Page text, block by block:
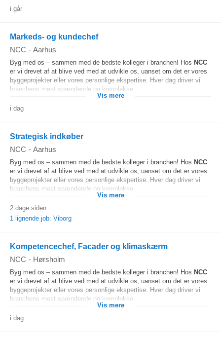
i går
Markeds- og kundechef
NCC - Aarhus
Byg med os – sammen med de bedste kolleger i branchen! Hos NCC
er vi drevet af at blive ved med at udvikle os, uanset om det er vores
byggeprojekter eller vores personlige ekspertise. Hver dag driver vi
branchens mest spændende og komplekse...
Vis mere
i dag
Strategisk indkøber
NCC - Aarhus
Byg med os – sammen med de bedste kolleger i branchen! Hos NCC
er vi drevet af at blive ved med at udvikle os, uanset om det er vores
byggeprojekter eller vores personlige ekspertise. Hver dag driver vi
branchens mest spændende og komplekse...
Vis mere
2 dage siden
1 lignende job: Viborg
Kompetencechef, Facader og klimaskærm
NCC - Hørsholm
Byg med os – sammen med de bedste kolleger i branchen! Hos NCC
er vi drevet af at blive ved med at udvikle os, uanset om det er vores
byggeprojekter eller vores personlige ekspertise. Hver dag driver vi
branchens mest spændende og komplekse...
Vis mere
i dag